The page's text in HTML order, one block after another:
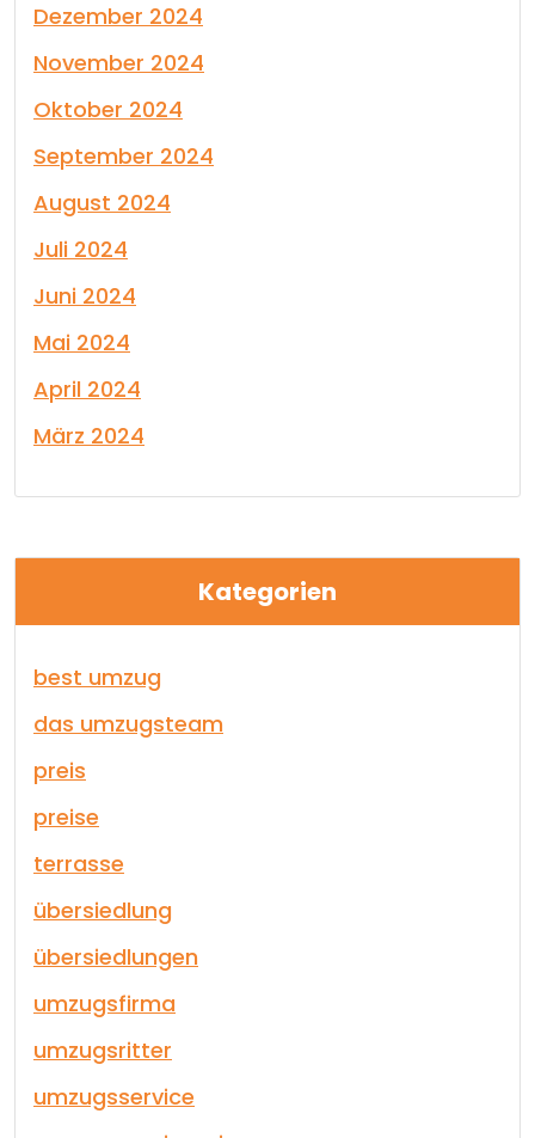
Dezember 2024
November 2024
Oktober 2024
September 2024
August 2024
Juli 2024
Juni 2024
Mai 2024
April 2024
März 2024
Kategorien
best umzug
das umzugsteam
preis
preise
terrasse
übersiedlung
übersiedlungen
umzugsfirma
umzugsritter
umzugsservice